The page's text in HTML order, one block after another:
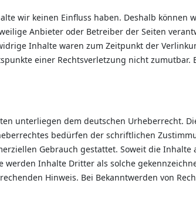
wir keinen Einfluss haben. Deshalb
Anbieter oder Betreiber der Seiten
Inhalte waren zum Zeitpunkt der
einer Rechtsverletzung nicht zumutbar.
unterliegen dem deutschen Urheberrecht.
bedürfen der schriftlichen
Gebrauch gestattet. Soweit die
Inhalte Dritter als solche
Hinweis. Bei Bekanntwerden von